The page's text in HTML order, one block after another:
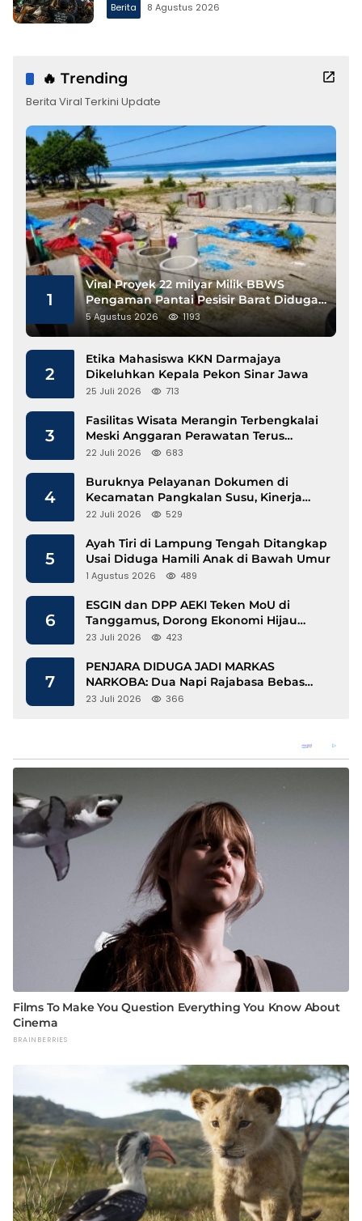
Berita 8 Agustus 2026
🔥 Trending
Berita Viral Terkini Update
1
Viral Proyek 22 milyar Milik BBWS
Pengaman Pantai Pesisir Barat Diduga
Gunakan Besi Banci
5 Agustus 2026 1193
2
Etika Mahasiswa KKN Darmajaya
Dikeluhkan Kepala Pekon Sinar Jawa
25 Juli 2026 713
3
Fasilitas Wisata Merangin Terbengkalai
Meski Anggaran Perawatan Terus
Mengalir
22 Juli 2026 683
4
Buruknya Pelayanan Dokumen di
Kecamatan Pangkalan Susu, Kinerja
Disdukcapil Langkat Disorot
22 Juli 2026 529
5
Ayah Tiri di Lampung Tengah Ditangkap
Usai Diduga Hamili Anak di Bawah Umur
1 Agustus 2026 489
6
ESGIN dan DPP AEKI Teken MoU di
Tanggamus, Dorong Ekonomi Hijau
Berbasis Kopi dan Perdagangan Karbon
23 Juli 2026 423
7
PENJARA DIDUGA JADI MARKAS
NARKOBA: Dua Napi Rajabasa Bebas
Gunakan HP, Muncul Dugaan
23 Juli 2026 366